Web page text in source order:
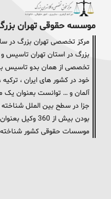
موسسه حقوقی تهران
بزرگ در استان تهران تاسیس
تخصصی از همان بدو تاسیس
خود در کشور های ایران ، ترکیه
آلمان و … توانست بعنوان یک
جزا در سطح بین الملل شناخته
بودن بیش از 360
موسسات حقوقی کشور